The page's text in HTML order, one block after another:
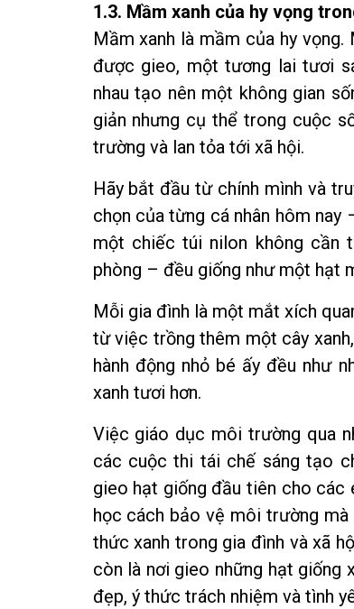
1.3. Mầm xanh của hy vọng
Mầm xanh là mầm của hy
được gieo, một tương lai tươi
nhau tạo nên một không gian
giản nhưng cụ thể trong cuộc
trường và lan tỏa tới xã hội.
Hãy bắt đầu từ chính mình và
chọn của từng cá nhân hôm
một chiếc túi nilon không cần
phòng – đều giống như một hạt
Mỗi gia đình là một mắt xích
từ việc trồng thêm một cây
hành động nhỏ bé ấy đều như
xanh tươi hơn.
Việc giáo dục môi trường qua
các cuộc thi tái chế sáng tạo
gieo hạt giống đầu tiên cho các
học cách bảo vệ môi trường
thức xanh trong gia đình và xã
còn là nơi gieo những hạt giống
đẹp, ý thức trách nhiệm và tình